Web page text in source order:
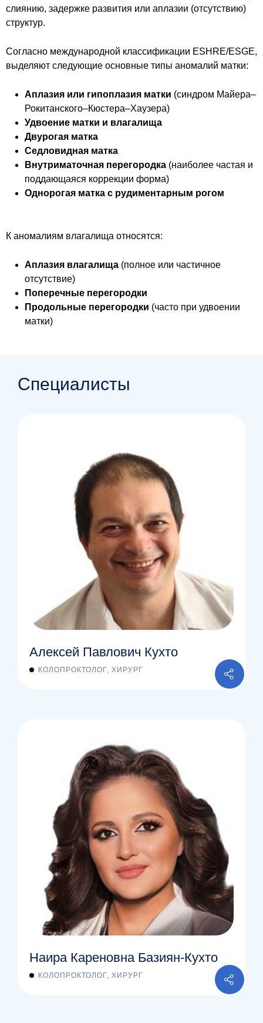
слиянию, задержке развития или аплазии (отсутствию)
структур.
Согласно международной классификации ESHRE/ESGE,
выделяют следующие основные типы аномалий матки:
Аплазия или гипоплазия матки (синдром Майера–
Рокитанского–Кюстера–Хаузера)
Удвоение матки и влагалища
Двурогая матка
Седловидная матка
Внутриматочная перегородка (наиболее частая и
поддающаяся коррекции форма)
Однорогая матка с рудиментарным рогом
К аномалиям влагалища относятся:
Аплазия влагалища (полное или частичное
отсутствие)
Поперечные перегородки
Продольные перегородки (часто при удвоении
матки)
Специалисты
Алексей Павлович Кухто
КОЛОПРОКТОЛОГ, ХИРУРГ
Наира Кареновна Базиян-Кухто
КОЛОПРОКТОЛОГ, ХИРУРГ